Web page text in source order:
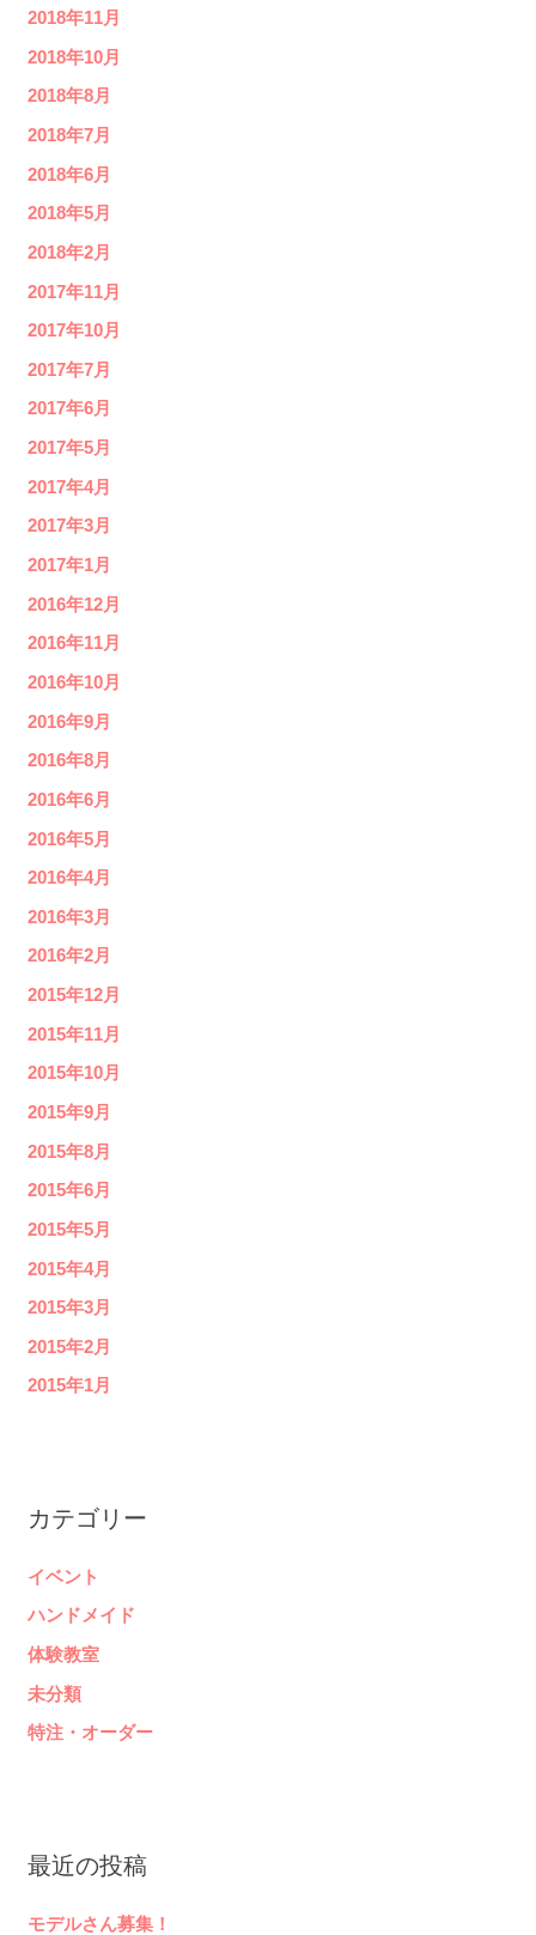
2018年11月
2018年10月
2018年8月
2018年7月
2018年6月
2018年5月
2018年2月
2017年11月
2017年10月
2017年7月
2017年6月
2017年5月
2017年4月
2017年3月
2017年1月
2016年12月
2016年11月
2016年10月
2016年9月
2016年8月
2016年6月
2016年5月
2016年4月
2016年3月
2016年2月
2015年12月
2015年11月
2015年10月
2015年9月
2015年8月
2015年6月
2015年5月
2015年4月
2015年3月
2015年2月
2015年1月
カテゴリー
イベント
ハンドメイド
体験教室
未分類
特注・オーダー
最近の投稿
モデルさん募集！